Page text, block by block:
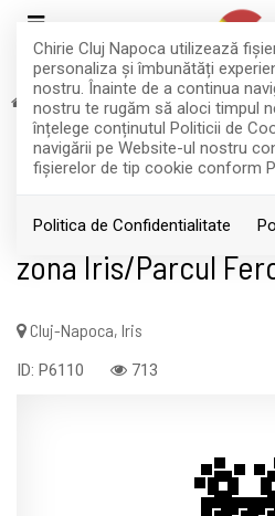
Chirie Cluj Napoca utilizează
personaliza și îmbunătăți
nostru. Înainte de a continua
nostru te rugăm să aloci timpul
înțelege conținutul Politicii de
navigării pe Website-ul nostru
fişierelor de tip cookie conform
Politica de Confidentialitate
Inchiriere Apartamente
Acest anunt nu
Ap. cu 3 incaperi,
zona Iris/Parcul
Cluj-Napoca, Iris
ID: P6110 713